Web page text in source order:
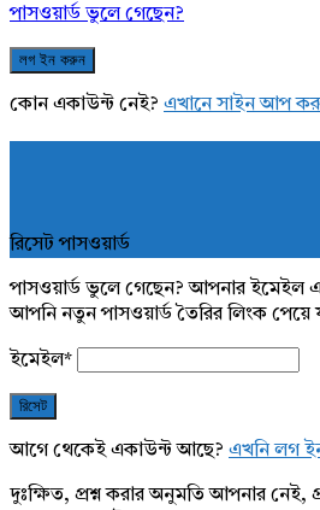
পাসওয়ার্ড ভুলে গেছেন?
কোন একাউন্ট নেই? এখানে সাইন আপ
রিসেট পাসওয়ার্ড
পাসওয়ার্ড ভুলে গেছেন? আপনার ইমেইল
আপনি নতুন পাসওয়ার্ড তৈরির লিংক পেয়ে
ইমেইল*
আগে থেকেই একাউন্ট আছে? এখনি লগ
দুঃক্ষিত, প্রশ্ন করার অনুমতি আপনার নেই,